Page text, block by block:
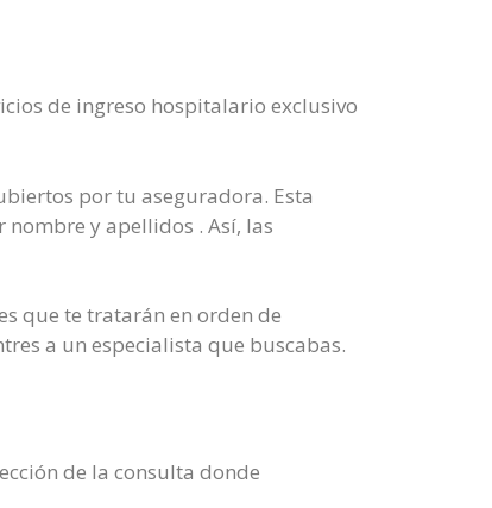
de ingreso hospitalario exclusivo
por tu aseguradora. Esta
nombre y apellidos . Así, las
que te tratarán en orden de
a un especialista que buscabas.
de la consulta donde